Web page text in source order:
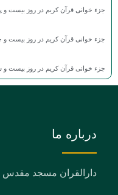
جزء خوانی قرآن کریم در روز بیست و
جزء خوانی قرآن کریم در روز بیست و
جزء خوانی قرآن کریم در روز بیست و
درباره ما
دارالقران مسجد مقدس